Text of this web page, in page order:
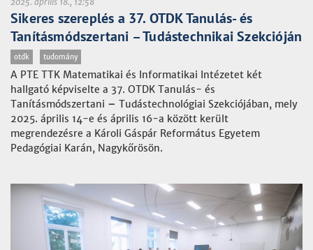
Sikeres szereplés a 37. OTDK Tanulás- és
Tanításmódszertani – Tudástechnikai Szekcióján
otdk tudomány
A PTE TTK Matematikai és Informatikai Intézetet két
hallgató képviselte a 37. OTDK Tanulás- és
Tanításmódszertani – Tudástechnológiai Szekciójában, mely
2025. április 14-e és április 16-a között került
megrendezésre a Károli Gáspár Református Egyetem
Pedagógiai Karán, Nagykőrösön.